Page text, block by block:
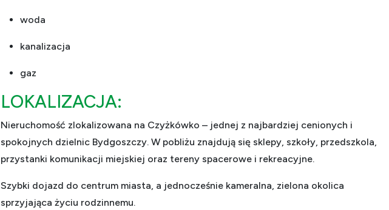
woda
kanalizacja
gaz
LOKALIZACJA:
Nieruchomość zlokalizowana na Czyżkówko – jednej z najbardziej cenionych i
spokojnych dzielnic Bydgoszczy. W pobliżu znajdują się sklepy, szkoły, przedszkola,
przystanki komunikacji miejskiej oraz tereny spacerowe i rekreacyjne.
Szybki dojazd do centrum miasta, a jednocześnie kameralna, zielona okolica
sprzyjająca życiu rodzinnemu.